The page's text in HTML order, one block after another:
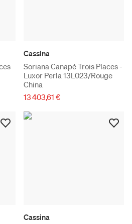
Cassina
Soriana Canapé Trois Places -
Luxor Perla 13L023/Rouge
China
13 403,61 €
Cassina